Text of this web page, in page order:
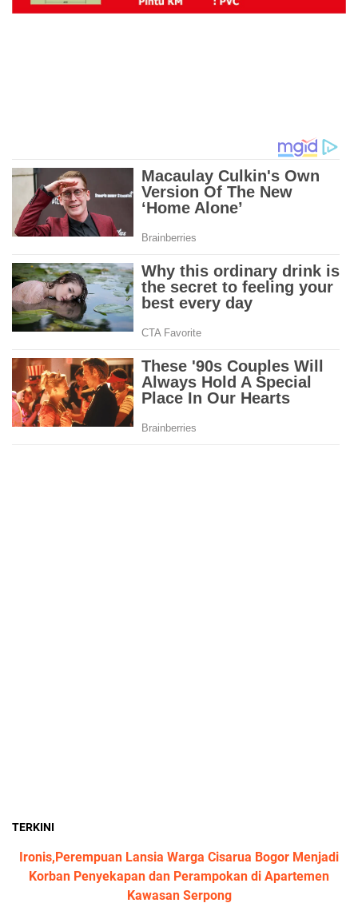
TERKINI
Ironis,Perempuan Lansia Warga Cisarua Bogor Menjadi
Korban Penyekapan dan Perampokan di Apartemen
Kawasan Serpong